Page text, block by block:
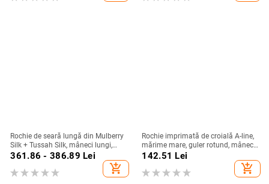
Rochie de seară lungă din Mulberry
Silk + Tussah Silk, mâneci lungi,
croială lungă, potrivită pentru
banchet și gală, primăvara 2025
361.86 - 386.89 Lei
add_shopping_cart
Rochie imprimată de croială A-line,
mărime mare, guler rotund, mâneci
clopot, toamnă 2025, stil european-
142.51 Lei
add_shopping_cart